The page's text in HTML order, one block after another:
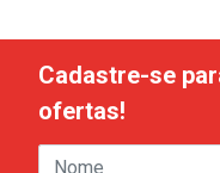
Cadastre-se
ofertas!